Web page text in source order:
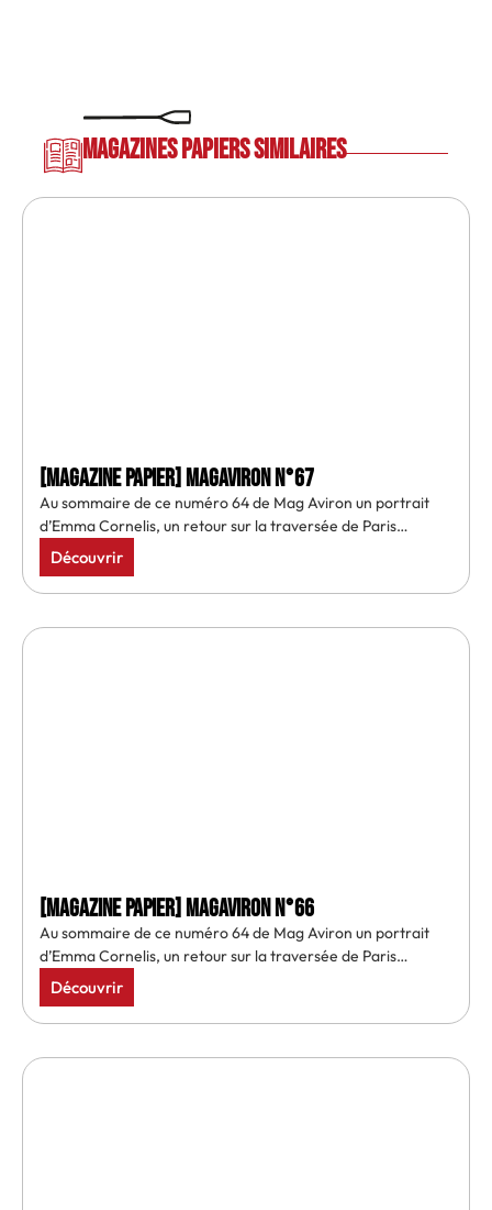
Magazines papiers similaires
[MAGAZINE PAPIER] MAGAVIRON N°67
Au sommaire de ce numéro 64 de Mag Aviron un portrait
d’Emma Cornelis, un retour sur la traversée de Paris…
Découvrir
[MAGAZINE PAPIER] MAGAVIRON N°66
Au sommaire de ce numéro 64 de Mag Aviron un portrait
d’Emma Cornelis, un retour sur la traversée de Paris…
Découvrir